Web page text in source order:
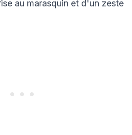
au marasquin et d'un zeste